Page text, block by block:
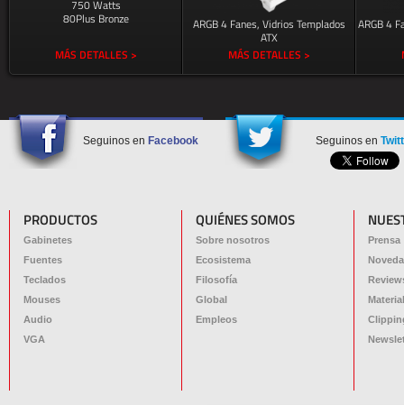
750 Watts
80Plus Bronze
MÁS DETALLES >
ARGB 4 Fanes, Vidrios Templados
ATX
MÁS DETALLES >
ARGB 4
Seguinos en Facebook Seguinos en
PRODUCTOS
Gabinetes
Fuentes
Teclados
Mouses
Audio
VGA
QUIÉNES SOMOS
Sobre nosotros
Ecosistema
Filosofía
Global
Empleos
Prensa